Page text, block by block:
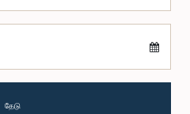
தேடு